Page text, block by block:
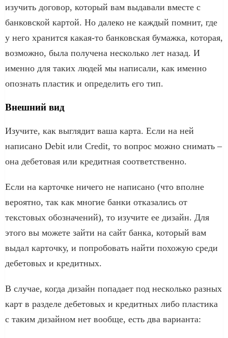
изучить договор, который вам выдавали вместе с
банковской картой. Но далеко не каждый помнит, где
у него хранится какая-то банковская бумажка, которая,
возможно, была получена несколько лет назад. И
именно для таких людей мы написали, как именно
опознать пластик и определить его тип.
Внешний вид
Изучите, как выглядит ваша карта. Если на ней
написано Debit или Credit, то вопрос можно снимать –
она дебетовая или кредитная соответственно.
Если на карточке ничего не написано (что вполне
вероятно, так как многие банки отказались от
текстовых обозначений), то изучите ее дизайн. Для
этого вы можете зайти на сайт банка, который вам
выдал карточку, и попробовать найти похожую среди
дебетовых и кредитных.
В случае, когда дизайн попадает под несколько разных
карт в разделе дебетовых и кредитных либо пластика
с таким дизайном нет вообще, есть два варианта: